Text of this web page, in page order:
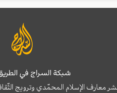
شبكة السراج في
معارف الإسلام المحمّدي وترويج